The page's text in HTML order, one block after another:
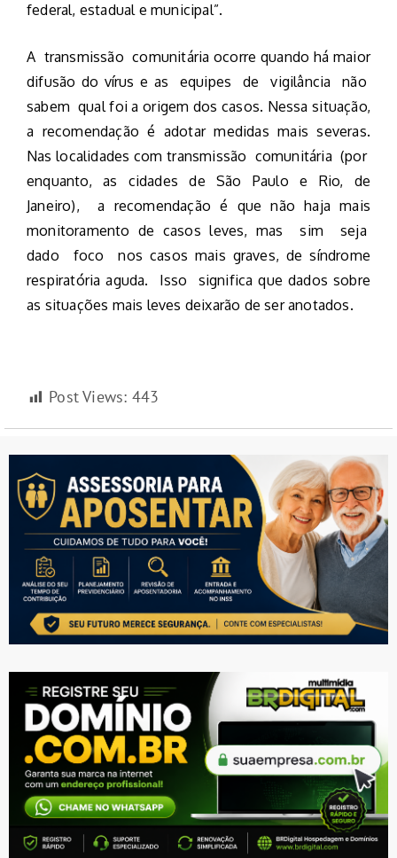
federal, estadual e municipal”.
A transmissão comunitária ocorre quando há maior
difusão do vírus e as equipes de vigilância não
sabem qual foi a origem dos casos. Nessa situação,
a recomendação é adotar medidas mais severas.
Nas localidades com transmissão comunitária (por
enquanto, as cidades de São Paulo e Rio, de
Janeiro), a recomendação é que não haja mais
monitoramento de casos leves, mas sim seja
dado foco nos casos mais graves, de síndrome
respiratória aguda. Isso significa que dados sobre
as situações mais leves deixarão de ser anotados.
Post Views: 443